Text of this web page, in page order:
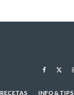
RECETAS INFO & TIPS